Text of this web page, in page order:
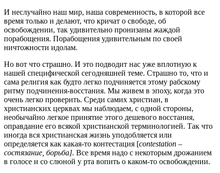
И неслучайно наш мир, наша современность, в которой все
время только и делают, что кричат о свободе, об
освобождении, так удивительно пронизаны жаждой
порабощения. Порабощения удивительным по своей
ничтожности идолам.
Но вот что страшно. И это подводит нас уже вплотную к
нашей специфической сегодняшней теме. Страшно то, что и
сама религия как будто легко подчиняется этому рабскому
ритму подчинения-восстания. Мы живем в эпоху, когда это
очень легко проверить. Среди самих христиан, в
христианских церквах мы наблюдаем, с одной стороны,
необычайно легкое принятие этого дешевого восстания,
оправдание его всякой христианской терминологией. Так что
иногда вся христианская жизнь уподобляется или
определяется как какая-то контестация [contestation –
состязание, борьба]. Все время надо с некоторым дрожанием
в голосе и со слюной у рта вопить о каком-то освобождении.